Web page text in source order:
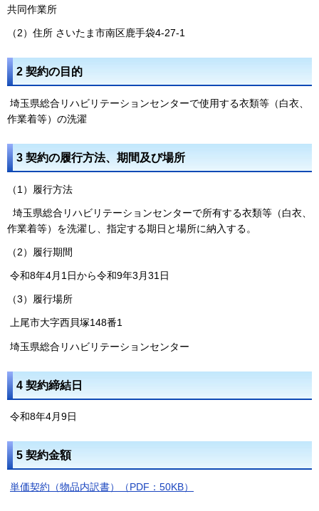
共同作業所
（2）住所 さいたま市南区鹿手袋4-27-1
2 契約の目的
埼玉県総合リハビリテーションセンターで使用する衣類等（白衣、
作業着等）の洗濯
3 契約の履行方法、期間及び場所
（1）履行方法
埼玉県総合リハビリテーションセンターで所有する衣類等（白衣、
作業着等）を洗濯し、指定する期日と場所に納入する。
（2）履行期間
令和8年4月1日から令和9年3月31日
（3）履行場所
上尾市大字西貝塚148番1
埼玉県総合リハビリテーションセンター
4 契約締結日
令和8年4月9日
5 契約金額
単価契約（物品内訳書）（PDF：50KB）